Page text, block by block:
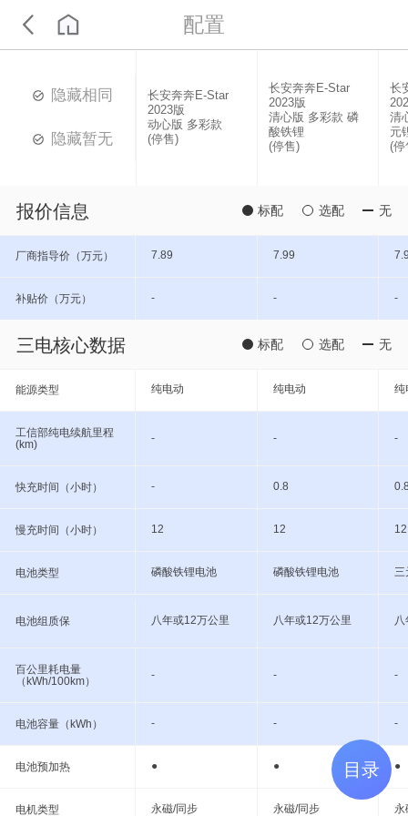
配置
隐藏相同
隐藏暂无
长安奔奔E-Star
2023版
动心版 多彩款
(停售)
长安奔奔E-Star
2023版
清心版 多彩款 磷
酸铁锂
(停售)
长
清
元
(停
报价信息 标配 选配 无
厂商指导价（万元） 7.89 7.99
补贴价（万元） - - -
三电核心数据 标配 选配 无
能源类型 纯电动 纯电动 纯
工信部纯电续航里程
(km)
- - -
快充时间（小时） - 0.8
慢充时间（小时） 12 12 12
电池类型 磷酸铁锂电池 磷酸铁锂电池 三
电池组质保 八年或12万公里 八年或12万公里
百公里耗电量
（kWh/100km）
- - -
电池容量（kWh） - - -
电池预加热 ● ● ●
电机类型 永磁/同步 永磁/同步 永
目录